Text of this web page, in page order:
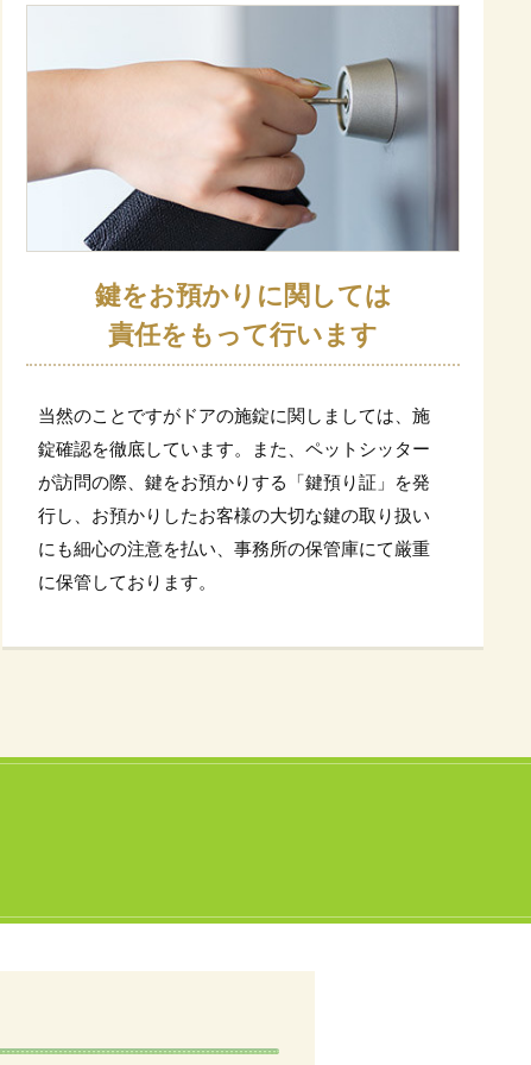
鍵をお預かりに関しては
責任をもって行います
当然のことですがドアの施錠に関しましては、施
錠確認を徹底しています。また、ペットシッター
が訪問の際、鍵をお預かりする「鍵預り証」を発
行し、お預かりしたお客様の大切な鍵の取り扱い
にも細心の注意を払い、事務所の保管庫にて厳重
に保管しております。